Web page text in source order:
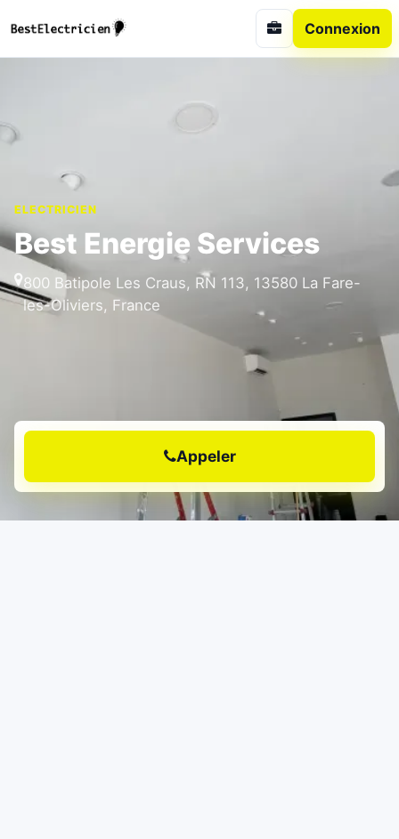
Connexion
ELECTRICIEN
Best Energie Services
800 Batipole Les Craus, RN 113, 13580 La Fare-
les-Oliviers, France
Appeler